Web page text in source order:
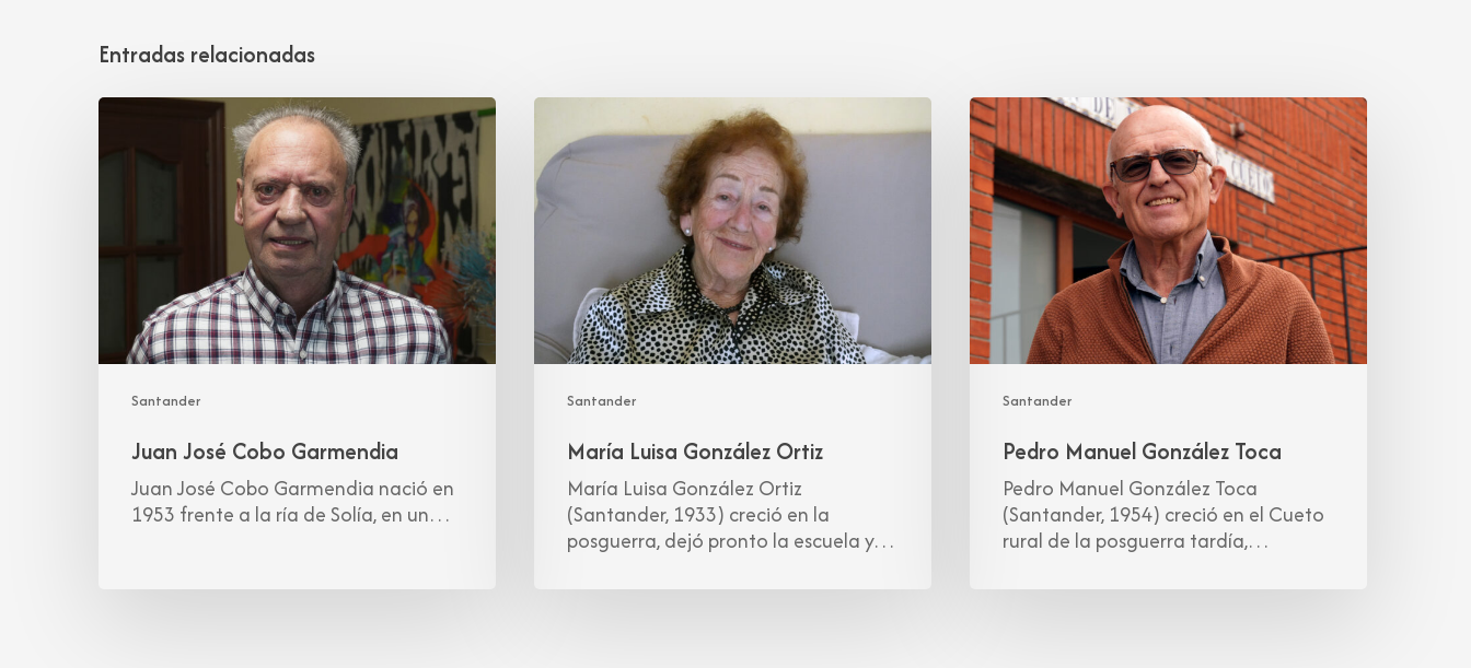
Entradas relacionadas
Santander
Juan
Cobo
Juan José Cobo Garmendia
Juan José Cobo Garmendia nació en
1953 frente a la ría de Solía, en un…
Santander
María
Luisa
González
Ortiz
María Luisa González Ortiz
María Luisa González Ortiz
(Santander, 1933) creció en la
posguerra, dejó pronto la escuela y…
Santander
Pedro
Manuel
González
Toca
Pedro Manuel González Toca
Pedro Manuel González Toca
(Santander, 1954) creció en el Cueto
rural de la posguerra tardía,…